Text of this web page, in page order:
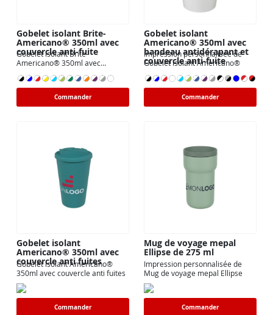
Gobelet isolant Brite-
Americano® 350ml avec
couvercle anti-fuite
Gobelet isolant Brite-
Americano® 350ml avec
Commander
Gobelet isolant
Americano® 350ml avec
bandeau antidérapant et
couvercle anti-fuite
Impression personnalisée de
Gobelet isolant Americano®
Commander
Gobelet isolant
Americano® 350ml avec
couvercle anti fuites
Gobelet isolant Americano®
350ml avec couvercle anti fuites
Commander
Mug de voyage mepal
Ellipse de 275 ml
Impression personnalisée de
Mug de voyage mepal Ellipse
Commander